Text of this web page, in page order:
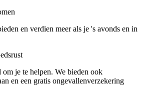
en verdien meer als je 's avonds en in
je te helpen. We bieden ook
en een gratis ongevallenverzekering